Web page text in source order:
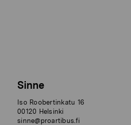
Sinne
Iso Roobertinkatu 16
00120 Helsinki
sinne@proartibus.fi